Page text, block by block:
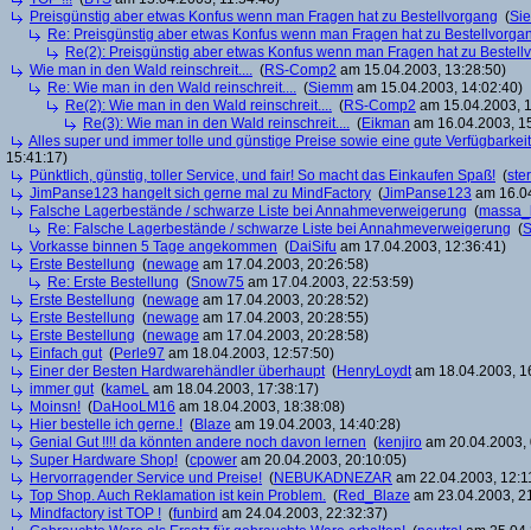
Preisgünstig aber etwas Konfus wenn man Fragen hat zu Bestellvorgang (
Re: Preisgünstig aber etwas Konfus wenn man Fragen hat zu
Re(2): Preisgünstig aber etwas Konfus wenn man Fragen hat zu
Wie man in den Wald reinschreit.... (RS-Comp2 am 15.04.2003, 13:28:50)
Re: Wie man in den Wald reinschreit.... (Siemm am 15.04.2003, 14:02:40)
Re(2): Wie man in den Wald reinschreit.... (RS-Comp2 am 15.04.2003,
Re(3): Wie man in den Wald reinschreit.... (Eikman am 16.04.2003,
Alles super und immer tolle und günstige Preise sowie eine gute
15:41:17)
Pünktlich, günstig, toller Service, und fair! So macht das Einkaufen Spaß! (
JimPanse123 hangelt sich gerne mal zu MindFactory (JimPanse123 am
Falsche Lagerbestände / schwarze Liste bei Annahmeverweigerung (
Re: Falsche Lagerbestände / schwarze Liste bei Annahmeverweigerung (
Vorkasse binnen 5 Tage angekommen (DaiSifu am 17.04.2003, 12:36:41)
Erste Bestellung (newage am 17.04.2003, 20:26:58)
Re: Erste Bestellung (Snow75 am 17.04.2003, 22:53:59)
Erste Bestellung (newage am 17.04.2003, 20:28:52)
Erste Bestellung (newage am 17.04.2003, 20:28:55)
Erste Bestellung (newage am 17.04.2003, 20:28:58)
Einfach gut(Perle97 am 18.04.2003, 12:57:50)
Einer der Besten Hardwarehändler überhaupt(HenryLoydtam 18.04.2003,
immer gut(kameL am 18.04.2003, 17:38:17)
Moinsn! (DaHooLM16 am 18.04.2003, 18:38:08)
Hier bestelle ich gerne.! (Blaze am 19.04.2003, 14:40:28)
Genial Gut !!!! da könnten andere noch davon lernen (kenjiro am 20.04.2003,
Super Hardware Shop! (cpower am 20.04.2003, 20:10:05)
Hervorragender Service und Preise! (NEBUKADNEZAR am 22.04.2003,
Top Shop. Auch Reklamation ist kein Problem. (Red_Blaze am 23.04.2003,
Mindfactory ist TOP ! (funbird am 24.04.2003, 22:32:37)